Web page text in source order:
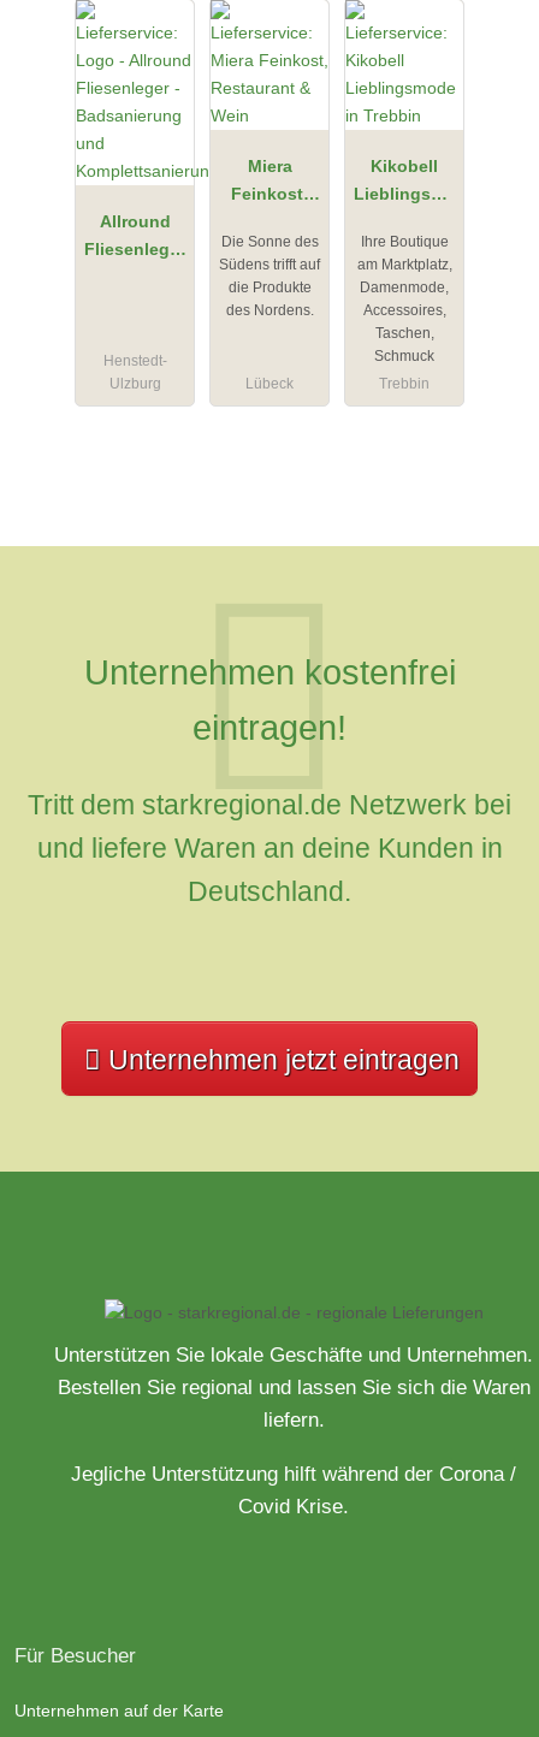
Allround
Fliesenleger
Komplettsan
ierung
Henstedt-
Ulzburg
Miera
Feinkost,
& Wein
Die Sonne des
Südens trifft auf
die Produkte
des Nordens.
Lübeck
Kikobell
Lieblingsmo
Trebbin
Ihre Boutique
am Marktplatz,
Damenmode,
Accessoires,
Taschen,
Schmuck
Trebbin
Unternehmen kostenfrei
eintragen!
Tritt dem starkregional.de Netzwerk bei
und liefere Waren an deine Kunden in
Deutschland.
Unternehmen jetzt eintragen
Unterstützen Sie lokale Geschäfte und Unternehmen.
Bestellen Sie regional und lassen Sie sich die Waren
liefern.
Jegliche Unterstützung hilft während der Corona /
Covid Krise.
Für Besucher
Unternehmen auf der Karte